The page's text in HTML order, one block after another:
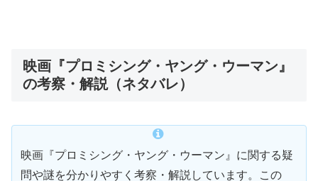
映画『プロミシング・ヤング・ウーマン』
の考察・解説（ネタバレ）
映画『プロミシング・ヤング・ウーマン』に関する疑
問や謎を分かりやすく考察・解説しています。この